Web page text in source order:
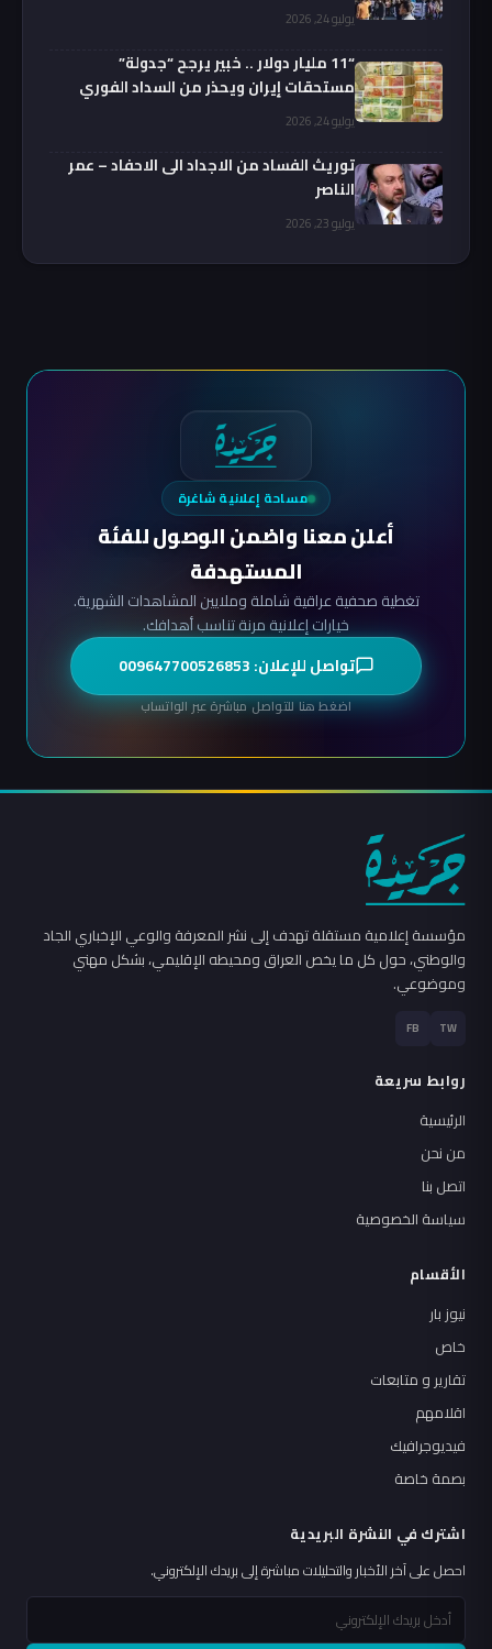
يوليو 24, 2026
“11 مليار دولار .. خبير يرجح “جدولة”
مستحقات إيران ويحذر من السداد الفوري
يوليو 24, 2026
توريث الفساد من الاجداد الى الاحفاد – عمر
الناصر
يوليو 23, 2026
مساحة إعلانية شاغرة
أعلن معنا واضمن الوصول للفئة
المستهدفة
تغطية صحفية عراقية شاملة وملايين المشاهدات الشهرية.
خيارات إعلانية مرنة تناسب أهدافك.
تواصل للإعلان: 009647700526853
اضغط هنا للتواصل مباشرة عبر الواتساب
مؤسسة إعلامية مستقلة تهدف إلى نشر المعرفة والوعي الإخباري الجاد
والوطني، حول كل ما يخص العراق ومحيطه الإقليمي، بشكل مهني
وموضوعي.
TW
FB
روابط سريعة
الرئيسية
من نحن
اتصل بنا
سياسة الخصوصية
الأقسام
نيوز بار
خاص
تقارير و متابعات
اقلامهم
فيديوجرافيك
بصمة خاصة
اشترك في النشرة البريدية
احصل على آخر الأخبار والتحليلات مباشرة إلى بريدك الإلكتروني.